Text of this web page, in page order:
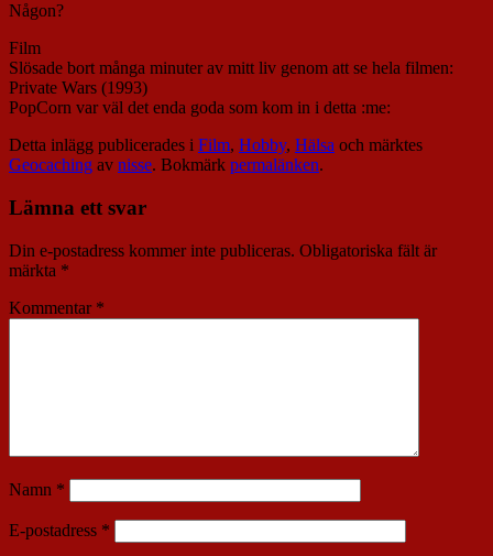
Någon?
Film
Slösade bort många minuter av mitt liv genom att se hela filmen:
Private Wars (1993)
PopCorn var väl det enda goda som kom in i detta :me:
Detta inlägg publicerades i Film, Hobby, Hälsa och märktes
Geocaching av nisse. Bokmärk permalänken.
Lämna ett svar
Din e-postadress kommer inte publiceras. Obligatoriska fält är
märkta *
Kommentar *
Namn *
E-postadress *